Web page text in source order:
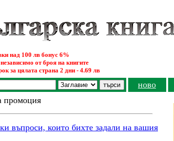
над 100 лв бонус 6%
от броя на книгите
за цялата страна 2 дни - 4.69 лв
ново
промоция
въпроси, които бихте задали на вашия